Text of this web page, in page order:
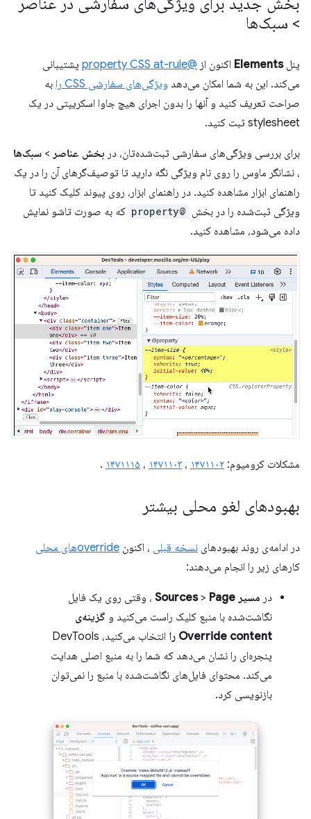
> سبک‌ها
پنلElements اکنون از @property CSS at-rule
پشتیبانی
می‌کند. این به شما امکان می‌دهد ویژگی‌های سفارشی CSS را
به
صراحت تعریف کنید و آنها را بدون اجرای هیچ جاوا اسکریپتی در یک
stylesheet ثبت کنید.
برای بررسی ویژگی‌های سفارشی ثبت‌شده‌تان، در بخش عناصر > سبک‌ها
، نشانگر ماوس را روی نام ویژگی نگه دارید تا توصیف‌گرهای آن را در یک
راهنمای ابزار مشاهده کنید. در راهنمای ابزار، روی پیوند کلیک کنید تا
ویژگی ثبت‌شده را در بخش @property
که به صورت تاشو نمایش
داده می‌شود، مشاهده کنید.
مشکلات کرومیوم: ۱۴۷۱۱۰۲ ، ۱۴۷۱۱۰۳ ، ۱۴۷۱۱۱۵ .
بهبودهای لغو محلی بیشتر
در ادامه‌ی روند بهبودهای نسخه قبلی ، اکنون overrideهای محلی
کارهای زیر را انجام می‌دهند:
در مسیر Sources > Page
، وقتی روی یک فایل
نگاشت‌شده با منبع کلیک راست می‌کنید و گزینه‌ی
Override content را
انتخاب می‌کنید، DevTools
پنجره‌ای را نشان می‌دهد که شما را به منبع اصلی هدایت
می‌کند. محتوای فایل‌های نگاشت‌شده با منبع را نمی‌توان
بازنویسی کرد.